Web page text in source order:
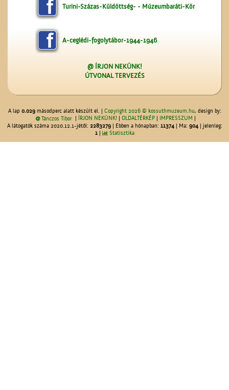
Turini-Százas-Küldöttség- - Múzeumbaráti-Kör
A-ceglédi-fogolytábor-1944-1946
@ ÍRJON NEKÜNK!
ÚTVONAL TERVEZÉS
A lap 0.029másodperc alatt készült el. | Copyright 2026 © kossuthmuzeum.hu, design by:
Tánczos Tibor
ÍRJON NEKÜNK!| OLDALTÉRKÉP| IMPRESSZUM
A látogatók száma 2020.12.1-jétől: 2283279| Ebben a hónapban: 11374| Ma: 904| jelenleg:
1| Statisztika